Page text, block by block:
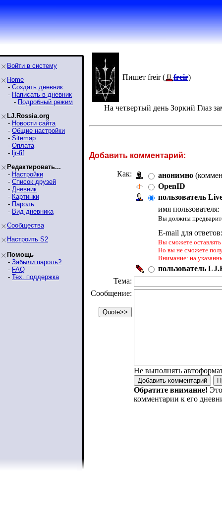
Войти в систему
Home
- Создать дневник
- Написать в дневник
- Подробный режим
LJ.Rossia.org
- Новости сайта
- Общие настройки
- Sitemap
- Оплата
- ljr-fif
Редактировать...
- Настройки
- Список друзей
- Дневник
- Картинки
- Пароль
- Вид дневника
Сообщества
Настроить S2
Помощь
- Забыли пароль?
- FAQ
- Тех. поддержка
Пишет freir ( freir)
На четвертый день Зоркий Глаз
Добавить комментарий:
Как: анонимно
OpenID
пользователь
имя пользователя:
Вы должны
E-mail для
Вы сможете
Но вы не сможете
Внимание: на
пользователь
Тема:
Сообщение:
Не выполнять
Обратите внимание!
комментарии к его